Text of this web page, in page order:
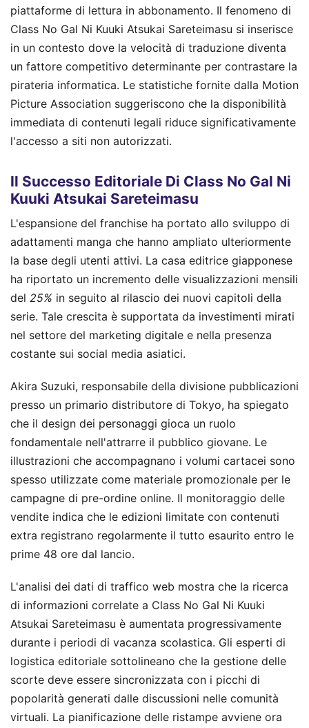
piattaforme di lettura in abbonamento. Il fenomeno di
Class No Gal Ni Kuuki Atsukai Sareteimasu si inserisce
in un contesto dove la velocità di traduzione diventa
un fattore competitivo determinante per contrastare la
pirateria informatica. Le statistiche fornite dalla Motion
Picture Association suggeriscono che la disponibilità
immediata di contenuti legali riduce significativamente
l'accesso a siti non autorizzati.
Il Successo Editoriale Di Class No Gal Ni
Kuuki Atsukai Sareteimasu
L'espansione del franchise ha portato allo sviluppo di
adattamenti manga che hanno ampliato ulteriormente
la base degli utenti attivi. La casa editrice giapponese
ha riportato un incremento delle visualizzazioni mensili
del 25% in seguito al rilascio dei nuovi capitoli della
serie. Tale crescita è supportata da investimenti mirati
nel settore del marketing digitale e nella presenza
costante sui social media asiatici.
Akira Suzuki, responsabile della divisione pubblicazioni
presso un primario distributore di Tokyo, ha spiegato
che il design dei personaggi gioca un ruolo
fondamentale nell'attrarre il pubblico giovane. Le
illustrazioni che accompagnano i volumi cartacei sono
spesso utilizzate come materiale promozionale per le
campagne di pre-ordine online. Il monitoraggio delle
vendite indica che le edizioni limitate con contenuti
extra registrano regolarmente il tutto esaurito entro le
prime 48 ore dal lancio.
L'analisi dei dati di traffico web mostra che la ricerca
di informazioni correlate a Class No Gal Ni Kuuki
Atsukai Sareteimasu è aumentata progressivamente
durante i periodi di vacanza scolastica. Gli esperti di
logistica editoriale sottolineano che la gestione delle
scorte deve essere sincronizzata con i picchi di
popolarità generati dalle discussioni nelle comunità
virtuali. La pianificazione delle ristampe avviene ora